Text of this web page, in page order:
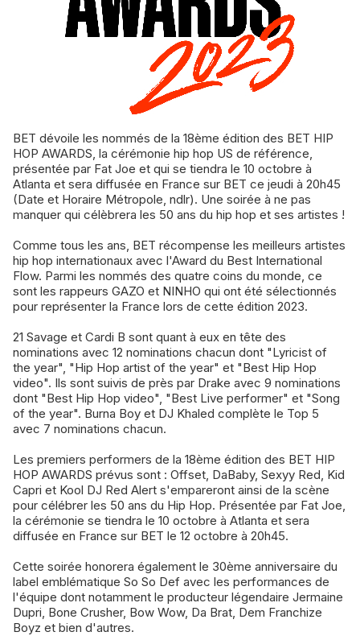
BET dévoile les nommés de la 18ème édition des BET HIP
HOP AWARDS, la cérémonie hip hop US de référence,
présentée par Fat Joe et qui se tiendra le 10 octobre à
Atlanta et sera diffusée en France sur BET ce jeudi à 20h45
(Date et Horaire Métropole, ndlr). Une soirée à ne pas
manquer qui célèbrera les 50 ans du hip hop et ses artistes !
Comme tous les ans, BET récompense les meilleurs artistes
hip hop internationaux avec l'Award du Best International
Flow. Parmi les nommés des quatre coins du monde, ce
sont les rappeurs GAZO et NINHO qui ont été sélectionnés
pour représenter la France lors de cette édition 2023.
21 Savage et Cardi B sont quant à eux en tête des
nominations avec 12 nominations chacun dont "Lyricist of
the year", "Hip Hop artist of the year" et "Best Hip Hop
video". Ils sont suivis de près par Drake avec 9 nominations
dont "Best Hip Hop video", "Best Live performer" et "Song
of the year". Burna Boy et DJ Khaled complète le Top 5
avec 7 nominations chacun.
Les premiers performers de la 18ème édition des BET HIP
HOP AWARDS prévus sont : Offset, DaBaby, Sexyy Red, Kid
Capri et Kool DJ Red Alert s'empareront ainsi de la scène
pour célébrer les 50 ans du Hip Hop. Présentée par Fat Joe,
la cérémonie se tiendra le 10 octobre à Atlanta et sera
diffusée en France sur BET le 12 octobre à 20h45.
Cette soirée honorera également le 30ème anniversaire du
label emblématique So So Def avec les performances de
l'équipe dont notamment le producteur légendaire Jermaine
Dupri, Bone Crusher, Bow Wow, Da Brat, Dem Franchize
Boyz et bien d'autres.